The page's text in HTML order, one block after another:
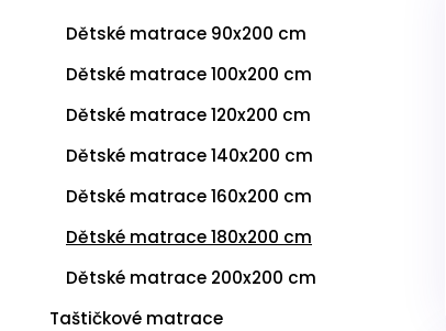
Dětské matrace 90x200 cm
Dětské matrace 100x200 cm
Dětské matrace 120x200 cm
Dětské matrace 140x200 cm
Dětské matrace 160x200 cm
Dětské matrace 180x200 cm
Dětské matrace 200x200 cm
Taštičkové matrace